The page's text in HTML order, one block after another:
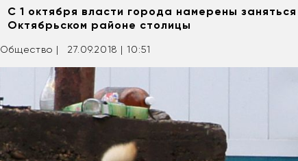
С 1 октября власти города намерены
Октябрьском районе столицы
Общество | 27.09.2018 | 10:51